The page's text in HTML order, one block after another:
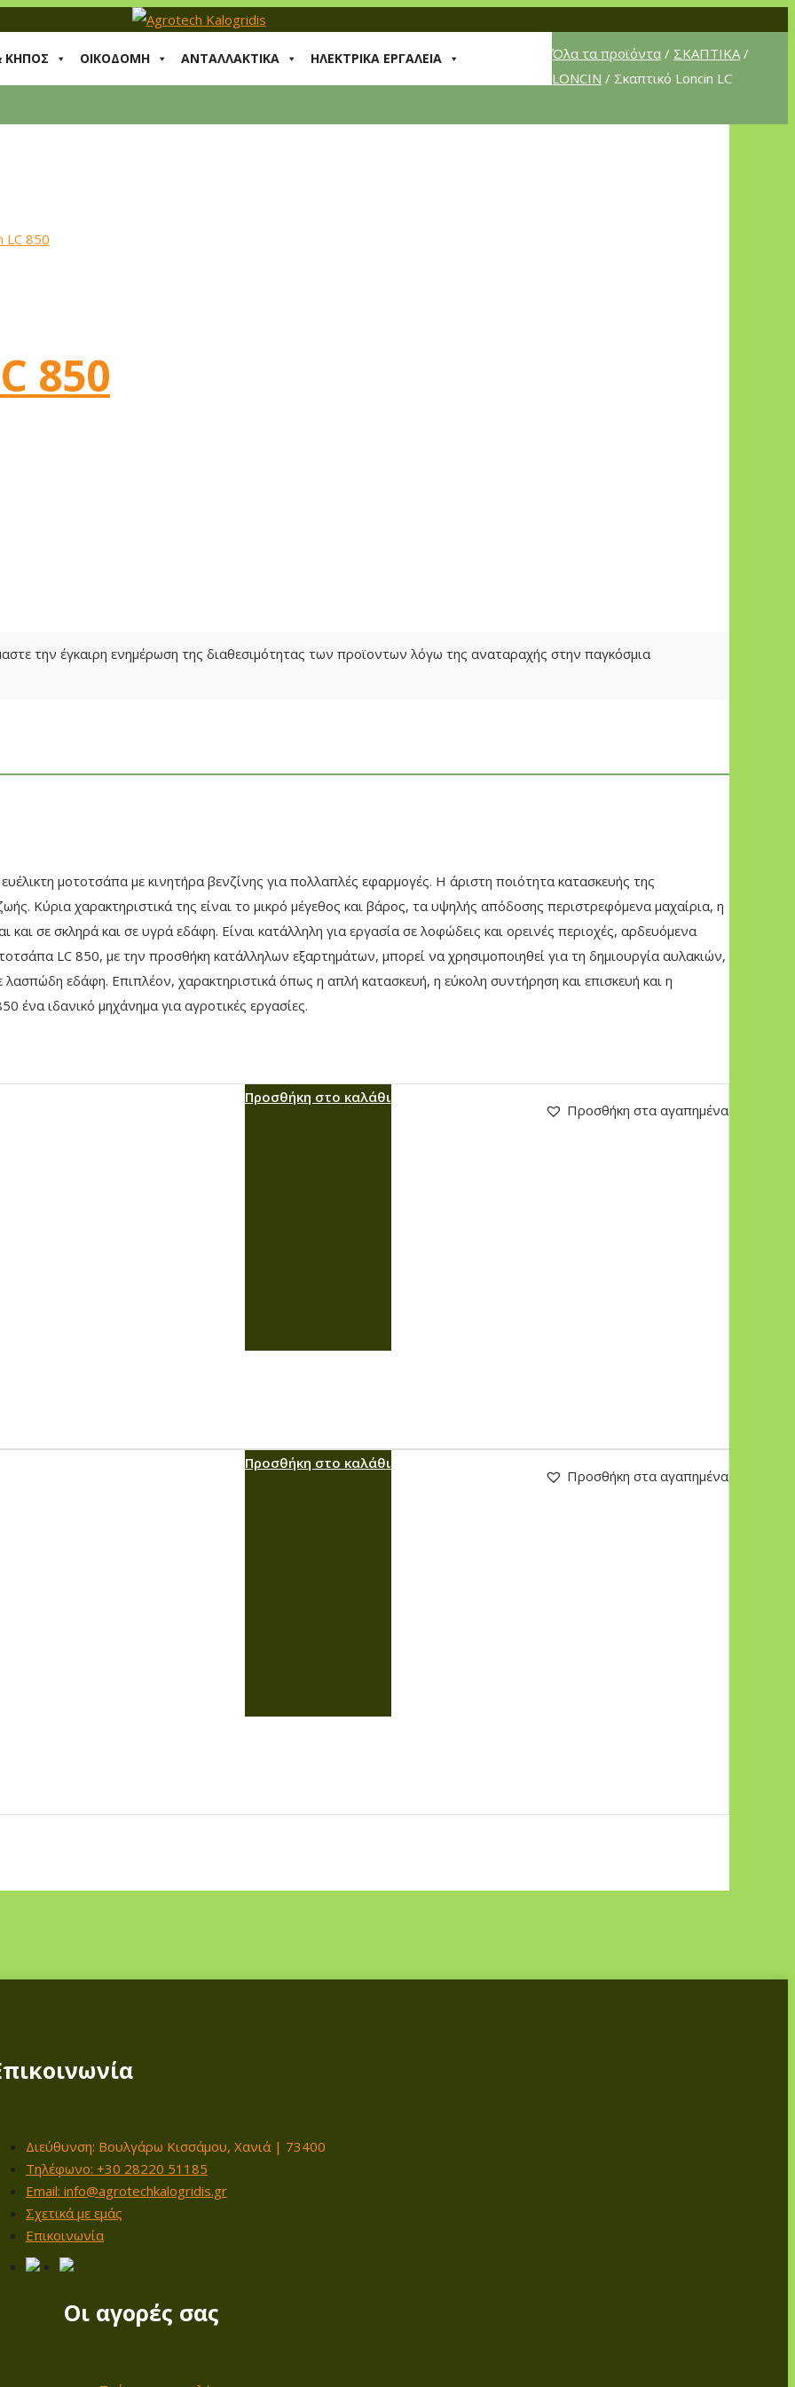
ΚΗΠΟΣ ΟΙΚΟΔΟΜΗ ΑΝΤΑΛΛΑΚΤΙΚΑ ΗΛΕΚΤΡΙΚΑ ΕΡΓΑΛΕΙΑ Όλα τα προϊόντα / ΣΚΑΠΤΙΚΑ/
LONCIN / Σκαπτικό Loncin LC
850
την έγκαιρη ενημέρωση της διαθεσιμότητας των προϊοντων λόγω της αναταραχής στην παγκόσμια
μοτοτσάπα με κινητήρα βενζίνης για πολλαπλές εφαρμογές. Η άριστη ποιότητα κατασκευής της
Κύρια χαρακτηριστικά της είναι το μικρό μέγεθος και βάρος, τα υψηλής απόδοσης περιστρεφόμενα μαχαίρια, η
και σε σκληρά και σε υγρά εδάφη. Είναι κατάλληλη για εργασία σε λοφώδεις και ορεινές περιοχές, αρδευόμενα
LC 850, με την προσθήκη κατάλληλων εξαρτημάτων, μπορεί να χρησιμοποιηθεί για τη δημιουργία αυλακιών,
εδάφη. Επιπλέον, χαρακτηριστικά όπως η απλή κατασκευή, η εύκολη συντήρηση και επισκευή και η
ένα ιδανικό μηχάνημα για αγροτικές εργασίες.
Προσθήκη στο καλάθι
Προσθήκη στα αγαπημένα
Προσθήκη στο καλάθι
Προσθήκη στα αγαπημένα
Διεύθυνση: Βουλγάρω Κισσάμου, Χανιά | 73400
Τηλέφωνο: +30 28220 51185
Email: info@agrotechkalogridis.gr
Σχετικά με εμάς
Επικοινωνία
Οι αγορές σας